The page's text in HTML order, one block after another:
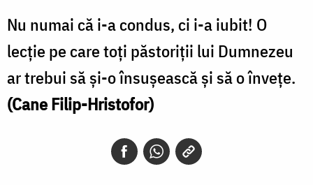
Nu numai că i-a condus, ci i-a iubit! O
lecție pe care toți păstoriții lui Dumnezeu
ar trebui să și-o însușească și să o învețe.
(Cane Filip-Hristofor)